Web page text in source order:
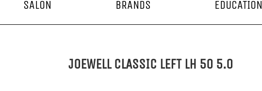
SALON BRANDS EDUCATION
JOEWELL CLASSIC LEFT LH 50 5.0